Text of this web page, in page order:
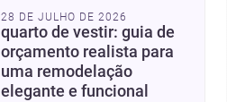
28 DE JULHO DE 2026
quarto de vestir: guia de
orçamento realista para
uma remodelação
elegante e funcional